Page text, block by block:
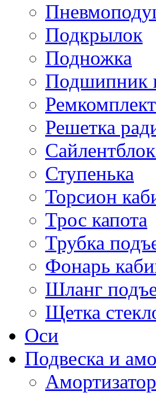
Подкрылок
Подножка
Подшипник
Решетка
Ступенька
Торсион
Трос капота
Трубка
Фонарь
Шланг
Щетка
Оси
Подвеска и
Амортизатор